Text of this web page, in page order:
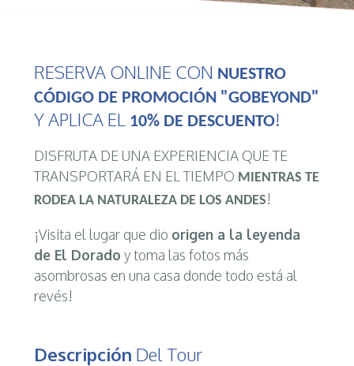
RESERVA ONLINE CON NUESTRO
CÓDIGO DE PROMOCIÓN "GOBEYOND"
Y APLICA EL 10% DE DESCUENTO!
DISFRUTA DE UNA EXPERIENCIA QUE TE
TRANSPORTARÁ EN EL TIEMPO MIENTRAS TE
RODEA LA NATURALEZA DE LOS ANDES!
¡Visita el lugar que dio origen a la leyenda
de El Dorado y toma las fotos más
asombrosas en una casa donde todo está al
revés!
Descripción Del Tour